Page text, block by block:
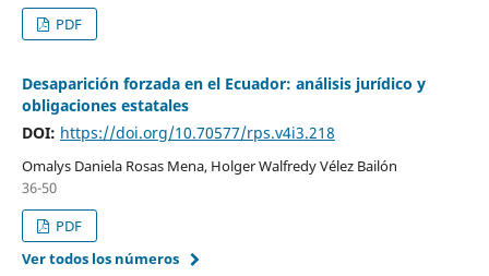
PDF
Desaparición forzada en el Ecuador: análisis jurídico y
obligaciones estatales
DOI: https://doi.org/10.70577/rps.v4i3.218
Omalys Daniela Rosas Mena, Holger Walfredy Vélez Bailón
36-50
PDF
Ver todos los números